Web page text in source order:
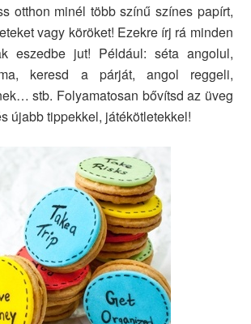
otthon minél több színű színes papírt,
vagy köröket! Ezekre írj rá minden
eszedbe jut! Például: séta angolul,
keresd a párját, angol reggeli,
stb. Folyamatosan bővítsd az üveg
újabb tippekkel, játékötletekkel!